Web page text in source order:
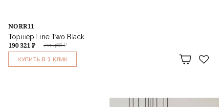
NORR11
Торшер Line Two Black
211 468 ₽
190 321 ₽
КУПИТЬ В 1 КЛИК